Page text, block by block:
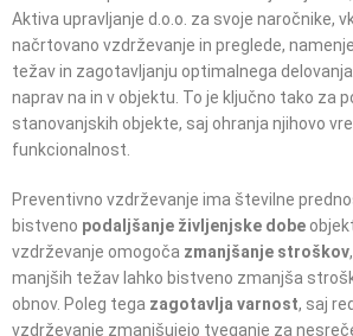
Aktiva upravljanje d.o.o. za svoje naročnike,
načrtovano vzdrževanje in preglede,
težav in zagotavljanju optimalnega
naprav na in v objektu. To je ključno tako za
stanovanjskih objekte, saj ohranja njihovo
funkcionalnost.
Preventivno vzdrževanje ima številne
bistveno podaljšanje življenjske dobe
vzdrževanje omogoča zmanjšanje stroškov
manjših težav lahko bistveno zmanjša
obnov. Poleg tega zagotavlja varnost, saj
vzdrževanje zmanjšujejo tveganje za